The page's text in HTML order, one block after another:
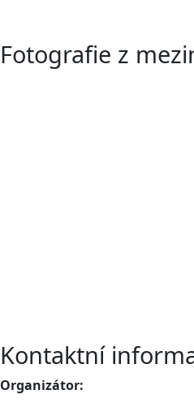
Fotografie z
Kontaktní
Organizátor: